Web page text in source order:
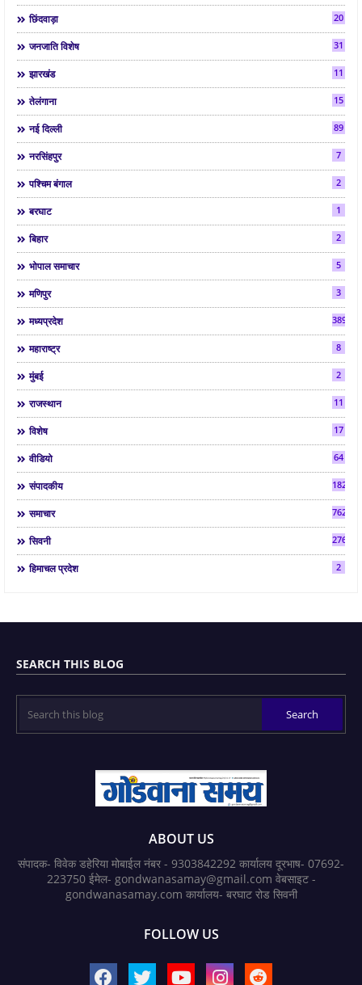
छिंदवाड़ा 20
जनजाति विशेष 31
झारखंड 11
तेलंगाना 15
नई दिल्ली 89
नरसिंहपुर 7
पश्चिम बंगाल 2
बरघाट 1
बिहार 2
भोपाल समाचार 5
मणिपुर 3
मध्यप्रदेश 3892
महाराष्ट्र 8
मुंबई 2
राजस्थान 11
विशेष 17
वीडियो 64
संपादकीय 182
समाचार 7624
सिवनी 2763
हिमाचल प्रदेश 2
SEARCH THIS BLOG
ABOUT US
संपादक- विवेक डहेरिया मोबाईल नंबर - 9303842292 कार्यालय दूरभाष- 07692-
223750 ईमेल- gondwanasamay@gmail.com वेबसाइट -
gondwanasamay.com कार्यालय- बरघाट रोड सिवनी
FOLLOW US